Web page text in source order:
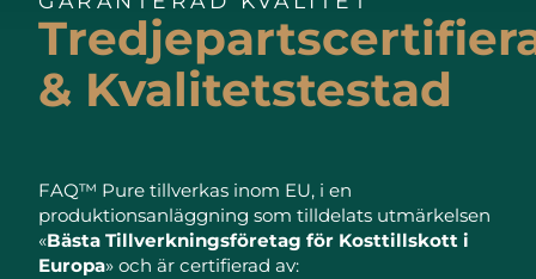
& Kvalitetstestad
FAQ™ Pure tillverkas inom EU, i en
produktionsanläggning som tilldelats utmärkelsen
«Bästa Tillverkningsföretag för Kosttillskott i
Europa» och är certifierad av: